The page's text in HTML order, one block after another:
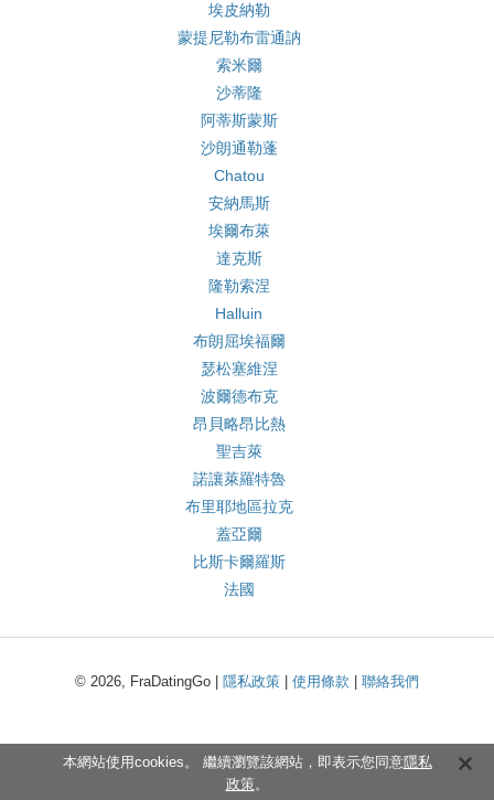
埃皮納勒
蒙提尼勒布雷通訥
索米爾
沙蒂隆
阿蒂斯蒙斯
沙朗通勒蓬
Chatou
安納馬斯
埃爾布萊
達克斯
隆勒索涅
Halluin
布朗屈埃福爾
瑟松塞維涅
波爾德布克
昂貝略昂比熱
聖吉萊
諾讓萊羅特魯
布里耶地區拉克
蓋亞爾
比斯卡爾羅斯
法國
© 2026, FraDatingGo | 隱私政策 使用條款 聯絡我們
本網站使用cookies。 繼續瀏覽該網站，即表示您同意隱私
政策。